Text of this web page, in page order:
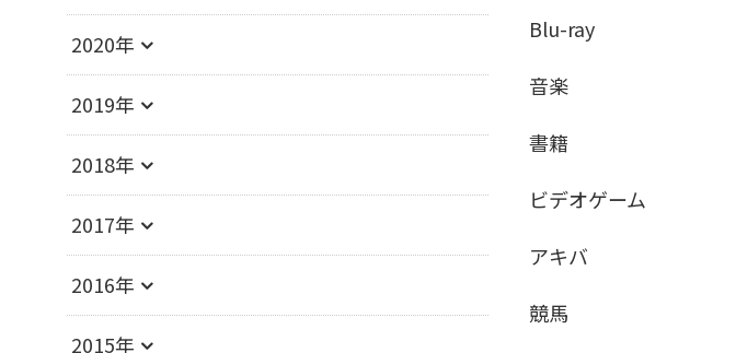
2020年
2019年
2018年
2017年
2016年
2015年
Blu-ray
音楽
書籍
ビデオゲーム
アキバ
競馬